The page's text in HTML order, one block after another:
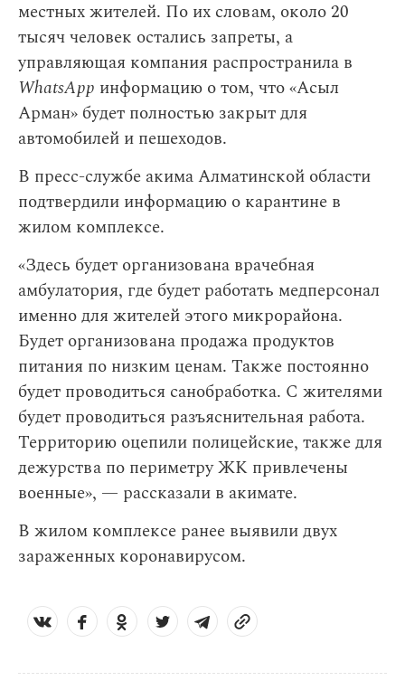
местных жителей. По их словам, около 20
тысяч человек остались запреты, а
управляющая компания распространила в
WhatsApp информацию о том, что «Асыл
Арман» будет полностью закрыт для
автомобилей и пешеходов.
В пресс-службе акима Алматинской области
подтвердили информацию о карантине в
жилом комплексе.
«Здесь будет организована врачебная
амбулатория, где будет работать медперсонал
именно для жителей этого микрорайона.
Будет организована продажа продуктов
питания по низким ценам. Также постоянно
будет проводиться санобработка. С жителями
будет проводиться разъяснительная работа.
Территорию оцепили полицейские, также для
дежурства по периметру ЖК привлечены
военные», — рассказали в акимате.
В жилом комплексе ранее выявили двух
зараженных коронавирусом.